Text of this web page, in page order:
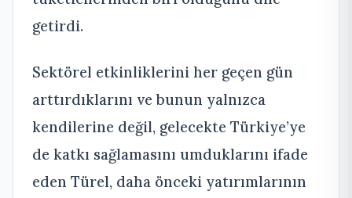
getirdi.
Sektörel etkinliklerini her geçen gün
arttırdıklarını ve bunun yalnızca
kendilerine değil, gelecekte Türkiye’ye
de katkı sağlamasını umduklarını ifade
eden Türel, daha önceki yatırımlarının